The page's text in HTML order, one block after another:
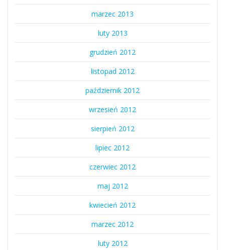
marzec 2013
luty 2013
grudzień 2012
listopad 2012
październik 2012
wrzesień 2012
sierpień 2012
lipiec 2012
czerwiec 2012
maj 2012
kwiecień 2012
marzec 2012
luty 2012